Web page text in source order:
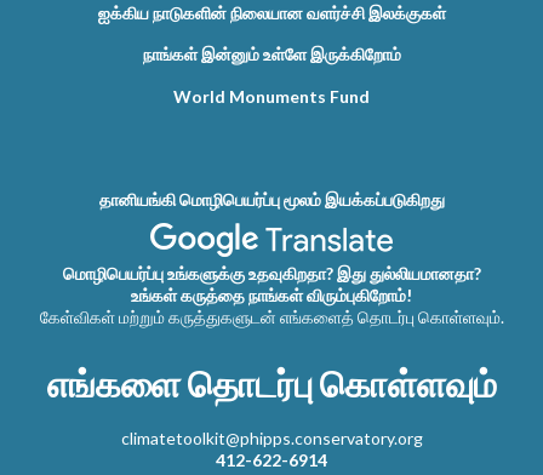
ஐக்கிய நாடுகளின் நிலையான வளர்ச்சி இலக்குகள்
நாங்கள் இன்னும் உள்ளே இருக்கிறோம்
World Monuments Fund
தானியங்கி மொழிபெயர்ப்பு மூலம் இயக்கப்படுகிறது
மொழிபெயர்ப்பு உங்களுக்கு உதவுகிறதா? இது துல்லியமானதா?
உங்கள் கருத்தை நாங்கள் விரும்புகிறோம்!
கேள்விகள் மற்றும் கருத்துகளுடன் எங்களைத் தொடர்பு கொள்ளவும்.
எங்களை தொடர்பு கொள்ளவும்
climatetoolkit@phipps.conservatory.org
412-622-6914